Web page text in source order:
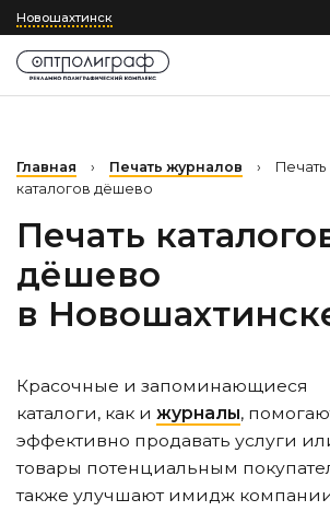
Новошахтинск
Главная › Печать журналов ›
Печать
каталогов дёшево
Печать
дёшево
в
Красочные и запоминающиеся
каталоги, как и журналы,
эффективно продавать услуги
товары потенциальным
также улучшают имидж